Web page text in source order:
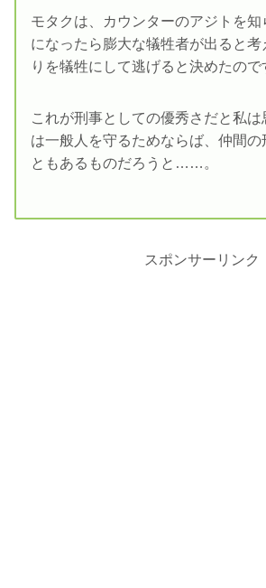
モタクは、カウンターのアジトを
になったら膨大な犠牲者が出ると考
りを犠牲にして逃げると決めたので
これが刑事としての優秀さだと私
は一般人を守るためならば、仲間の
ともあるものだろうと……。
スポンサーリンク